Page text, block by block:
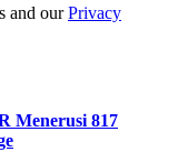
and ourPrivacy
Menerusi 817